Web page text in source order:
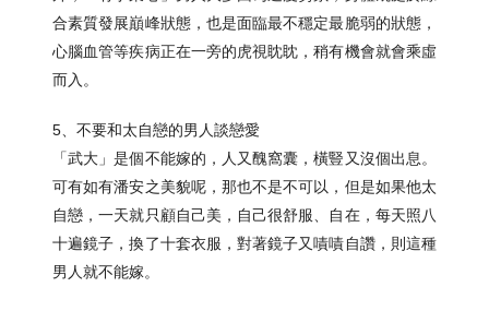
合素質發展巔峰狀態，也是面臨最不穩定最脆弱的狀態，
心腦血管等疾病正在一旁的虎視眈眈，稍有機會就會乘虛
而入。
5、不要和太自戀的男人談戀愛
「武大」是個不能嫁的，人又醜窩囊，橫豎又沒個出息。
可有如有潘安之美貌呢，那也不是不可以，但是如果他太
自戀，一天就只顧自己美，自己很舒服、自在，每天照八
十遍鏡子，換了十套衣服，對著鏡子又嘖嘖自讚，則這種
男人就不能嫁。